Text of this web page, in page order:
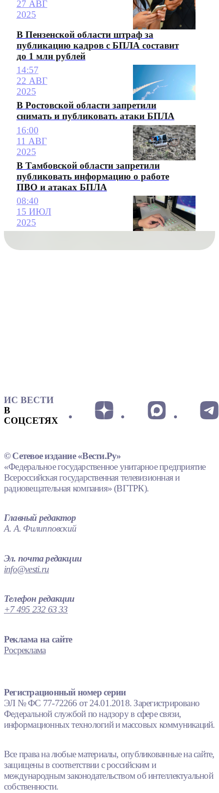
27 АВГ
2025
В Пензенской области штраф за
публикацию кадров с БПЛА составит
до 1 млн рублей
14:57
22 АВГ
2025
В Ростовской области запретили
снимать и публиковать атаки БПЛА
16:00
11 АВГ
2025
В Тамбовской области запретили
публиковать информацию о работе
ПВО и атаках БПЛА
08:40
15 ИЮЛ
2025
ИС ВЕСТИ
В
СОЦСЕТЯХ
© Сетевое издание «Вести.Ру»
«Федеральное государственное унитарное предприятие
Всероссийская государственная телевизионная и
радиовещательная компания» (ВГТРК).
Главный редактор
А. А. Филипповский
Эл. почта редакции
info@vesti.ru
Телефон редакции
+7 495 232 63 33
Реклама на сайте
Росреклама
Регистрационный номер серии
ЭЛ № ФС 77-72266 от 24.01.2018. Зарегистрировано
Федеральной службой по надзору в сфере связи,
информационных технологий и массовых коммуникаций.
Все права на любые материалы, опубликованные на сайте,
защищены в соответствии с российским и
международным законодательством об интеллектуальной
собственности.